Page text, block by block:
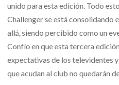
unido para esta edición. Todo
Challenger se está consolidando
allá, siendo percibido como un
Confío en que esta tercera
expectativas de los televidentes
que acudan al club no quedarán